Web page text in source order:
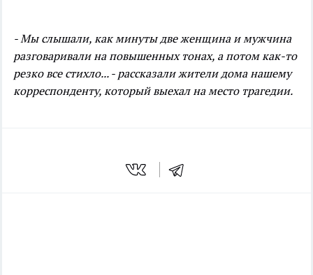
- Мы слышали, как минуты две женщина и мужчина
разговаривали на повышенных тонах, а потом как-то
резко все стихло... - рассказали жители дома нашему
корреспонденту, который выехал на место трагедии.